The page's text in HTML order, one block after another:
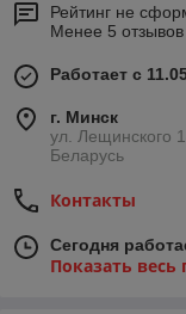
Рейтинг не
Менее 5
Работает с
г. Минск
ул. Лещинского
Беларусь
Контакты
Сегодня
Показать